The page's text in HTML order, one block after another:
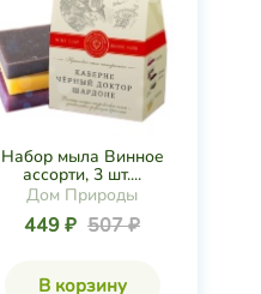
Набор мыла Винное
ассорти, 3 шт....
Дом Природы
449 ₽ 507 ₽
В корзину